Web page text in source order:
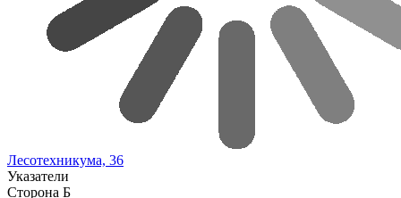
Лесотехникума, 36
Указатели
Сторона Б